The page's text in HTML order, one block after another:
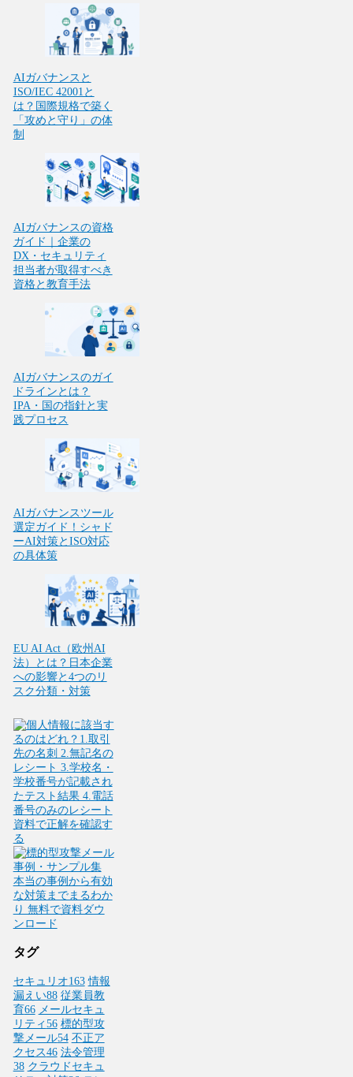
AIガバナンスと
ISO/IEC 42001と
は？国際規格で築く
「攻めと守り」の体
制
AIガバナンスの資格
ガイド｜企業の
DX・セキュリティ
担当者が取得すべき
資格と教育手法
AIガバナンスのガイ
ドラインとは？
IPA・国の指針と実
践プロセス
AIガバナンスツール
選定ガイド！シャド
ーAI対策とISO対応
の具体策
EU AI Act（欧州AI
法）とは？日本企業
への影響と4つのリ
スク分類・対策
タグ
セキュリオ163 情報
漏えい88 従業員教
育66 メールセキュ
リティ 56 標的型攻
撃メール54 不正ア
クセス46 法令管理
38 クラウドセキュ